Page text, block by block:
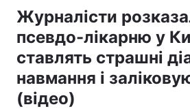
Журналісти
псевдо-лікарню у
ставлять страшні
навмання і
(відео)